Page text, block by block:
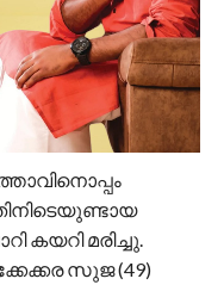
കയറി മരിച്ചു.
സുജ (49)